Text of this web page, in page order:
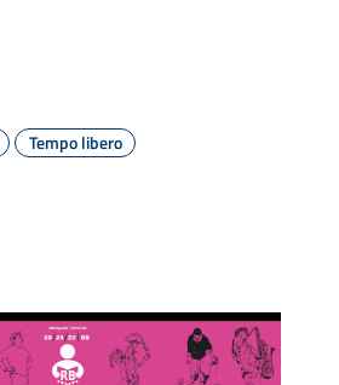
Tempo libero